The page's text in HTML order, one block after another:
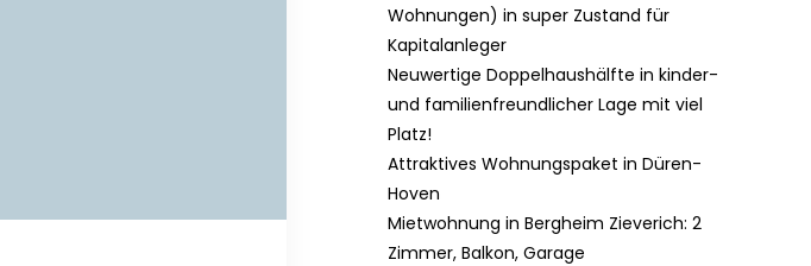
Wohnungen) in super Zustand für
Kapitalanleger
Neuwertige Doppelhaushälfte in kinder-
und familienfreundlicher Lage mit viel
Platz!
Attraktives Wohnungspaket in Düren-
Hoven
Mietwohnung in Bergheim Zieverich: 2
Zimmer, Balkon, Garage